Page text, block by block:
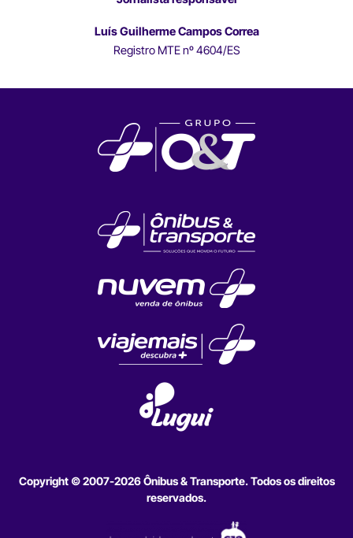
Luís Guilherme Campos Correa
Registro MTE nº 4604/ES
Copyright © 2007-2026 Ônibus & Transporte. Todos os direitos
reservados.